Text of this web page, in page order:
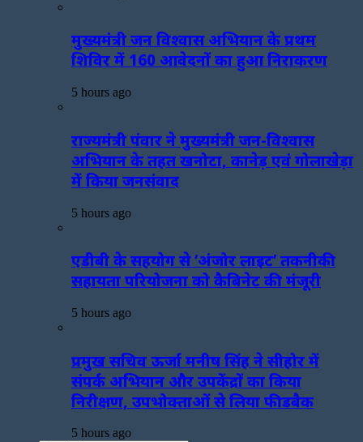
मुख्यमंत्री जन विश्वास अभियान के प्रथम
शिविर में 160 आवेदनों का हुआ निराकरण
5 hours ago
राज्यमंत्री पंवार ने मुख्यमंत्री जन-विश्वास
अभियान के तहत खनोटा, कानेड़ एवं गोलाखेड़ा
में किया जनसंवाद
5 hours ago
एडीबी के सहयोग से ‘अंजोर लाइट’ तकनीकी
सहायता परियोजना को कैबिनेट की मंजूरी
5 hours ago
प्रमुख सचिव ऊर्जा मनीष सिंह ने सीहोर में
संपर्क अभियान और उपकेंद्रों का किया
निरीक्षण, उपभोक्ताओं से लिया फीडबैक
5 hours ago